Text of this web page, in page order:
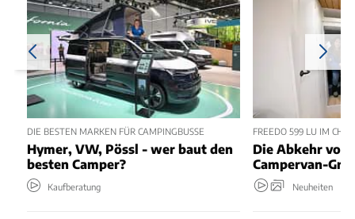
DIE BESTEN MARKEN FÜR CAMPINGBUSSE
Hymer, VW, Pössl - wer baut den
besten Camper?
Kaufberatung
FREEDO 599 LU IM
Die Abkehr
Campervan-
Neuheiten